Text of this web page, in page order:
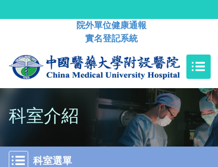
院外單位健康通報
實名登記系統
科室介紹
科室選單